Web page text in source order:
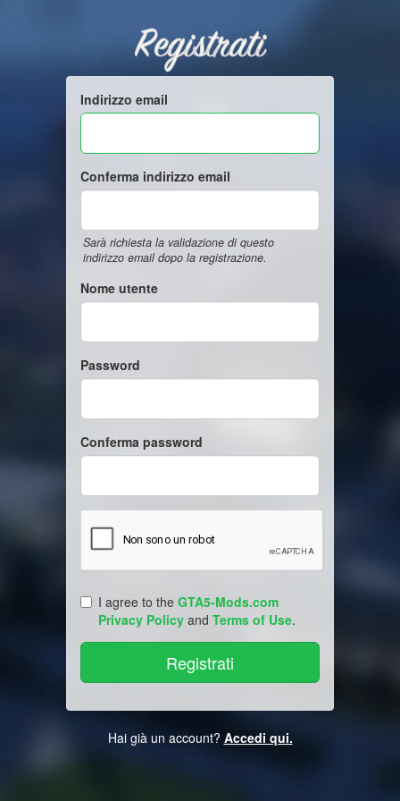
Registrati
Indirizzo email
Conferma indirizzo email
Sarà richiesta la validazione di questo
indirizzo email dopo la registrazione.
Nome utente
Password
Conferma password
I agree to the GTA5-Mods.com
Privacy Policy and Terms of Use.
Hai già un account? Accedi qui.